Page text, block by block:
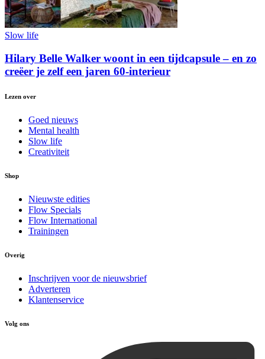
Slow life
Hilary Belle Walker woont in een tijdcapsule – en zo
creëer je zelf een jaren 60-interieur
Lezen over
Goed nieuws
Mental health
Slow life
Creativiteit
Shop
Nieuwste edities
Flow Specials
Flow International
Trainingen
Overig
Inschrijven voor de nieuwsbrief
Adverteren
Klantenservice
Volg ons